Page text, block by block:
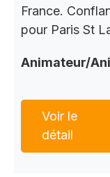
France.
pour Paris St
Animateur/
Voir le
détail